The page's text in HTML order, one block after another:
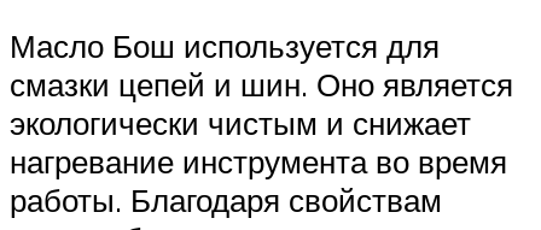
Масло Бош используется для
смазки цепей и шин. Оно является
экологически чистым и снижает
нагревание инструмента во время
работы. Благодаря свойствам